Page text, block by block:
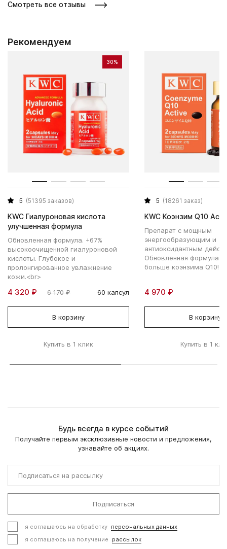
Смотреть все отзывы
Рекомендуем
30%
5 (51395 заказов)
KWC Гиалуроновая кислота
улучшенная формула
Обновленная формула. +67%
высокоочищенной гиалуроновой
кислоты. Глубокое и
пролонгированное увлажнение
кожи.<br>
4 320 ₽ 6 170 ₽ 60 капсул
В корзину
Купить в 1 клик
5 (18261 заказ)
KWC Коэнзим Q10
Препарат с мощным
энергообразующим и
антиоксидантным
Обновленная формула -
больше коэнзима Q10!
4 970 ₽
В корзину
Купить в 1
Будь всегда в курсе событий
Получайте первым эксклюзивные новости и предложения,
узнавайте об акциях.
Подписаться
я соглашаюсь на обработку персональных данных
я соглашаюсь на получение
рассылок